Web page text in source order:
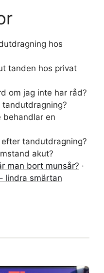
hos
tanden hos privat
om jag inte har råd?
behandlar en
tandutdragning?
akut?
man bort munsår? ·
lindra smärtan